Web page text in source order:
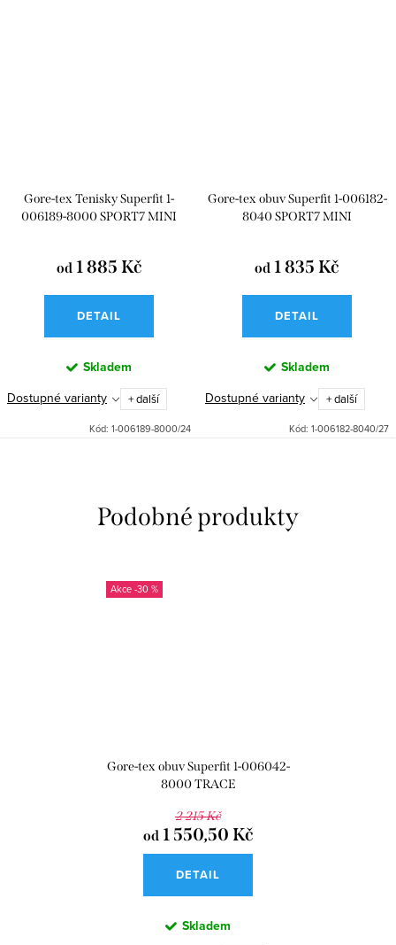
Gore-tex Tenisky Superfit 1-
006189-8000 SPORT7 MINI
od1 885 Kč
DETAIL
Skladem
Dostupné varianty
+ další
Kód: 1-006189-8000/24
Gore-tex obuv Superfit 1-006182-
8040 SPORT7 MINI
od 1 835 Kč
DETAIL
Skladem
Dostupné varianty
+ další
Kód: 1-006182-8040/27
-30 %
Gore-tex obuv Superfit 1-006042-
8000 TRACE
2 215 Kč
od1 550,50 Kč
DETAIL
Skladem